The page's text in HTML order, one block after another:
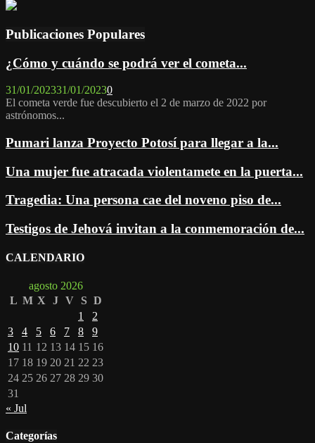
for:
Publicaciones Populares
¿Cómo y cuándo se podrá ver el cometa...
31/01/202331/01/20230
El cometa verde fue descubierto el 2 de marzo de 2022 por
astrónomos...
Pumari lanza Proyecto Potosí para llegar a la...
Una mujer fue atracada violentamete en la puerta...
Tragedia: Una persona cae del noveno piso de...
Testigos de Jehová invitan a la conmemoración de...
CALENDARIO
agosto 2026
L M X J V S D
1
2
3
4 5 6 7 8
9
10 11 12 13 14 15 16
17 18 19 20 21 22 23
24 25 26 27 28 29 30
31
« Jul
Categorías